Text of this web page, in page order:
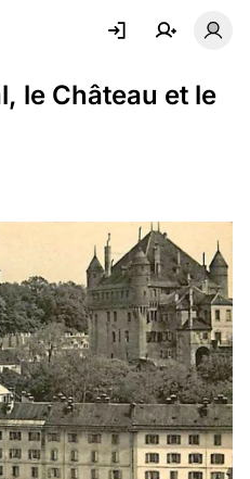
le Château et le